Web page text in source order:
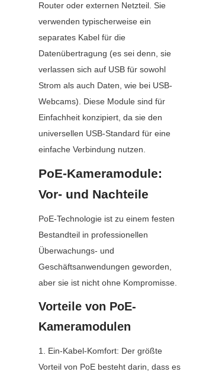
Router oder externen Netzteil. Sie
verwenden typischerweise ein
separates Kabel für die
Datenübertragung (es sei denn, sie
verlassen sich auf USB für sowohl
Strom als auch Daten, wie bei USB-
Webcams). Diese Module sind für
Einfachheit konzipiert, da sie den
universellen USB-Standard für eine
einfache Verbindung nutzen.
PoE-Kameramodule:
Vor- und Nachteile
PoE-Technologie ist zu einem festen
Bestandteil in professionellen
Überwachungs- und
Geschäftsanwendungen geworden,
aber sie ist nicht ohne Kompromisse.
Vorteile von PoE-
Kameramodulen
1. Ein-Kabel-Komfort: Der größte
Vorteil von PoE besteht darin, dass es